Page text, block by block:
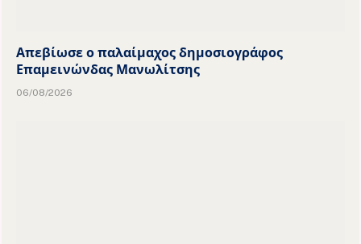
Απεβίωσε ο παλαίμαχος δημοσιογράφος
Επαμεινώνδας Μανωλίτσης
06/08/2026